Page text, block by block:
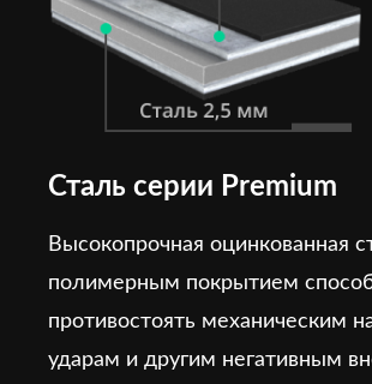
Сталь серии Premium
Высокопрочная оцинкованная
полимерным покрытием
противостоять механическим
ударам и другим негативным